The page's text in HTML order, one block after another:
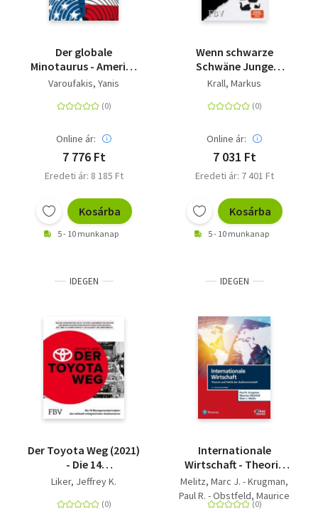
Livre de poche
Orosz zsebkönyvek
Calendar
Kalender
Egyéb idegen nyelvű
Ajándékutalványok
Adomány
Der globale
Minotaurus - Amerika
und die Zukunft der
Varoufakis, Yanis
Online ár:
7 776 Ft
Eredeti ár: 8 185 Ft
Kosárba
5 - 10 munkanap
Wenn schwarze
Schwäne Junge
kriegen - Warum wir
neu organisieren
Krall, Markus
Online ár:
7 031 Ft
Eredeti ár: 7 401 Ft
Kosárba
5 - 10 munkanap
IDEGEN
Der Toyota Weg (2021)
- Die 14
Managementprinzipien
erfolgreichsten
Liker, Jeffrey K.
IDEGEN
Internationale
Wirtschaft - Theorie
und Politik der
Außenwirtschaft
Melitz, Marc J. - Krugman,
Paul R. - Obstfeld, Maurice